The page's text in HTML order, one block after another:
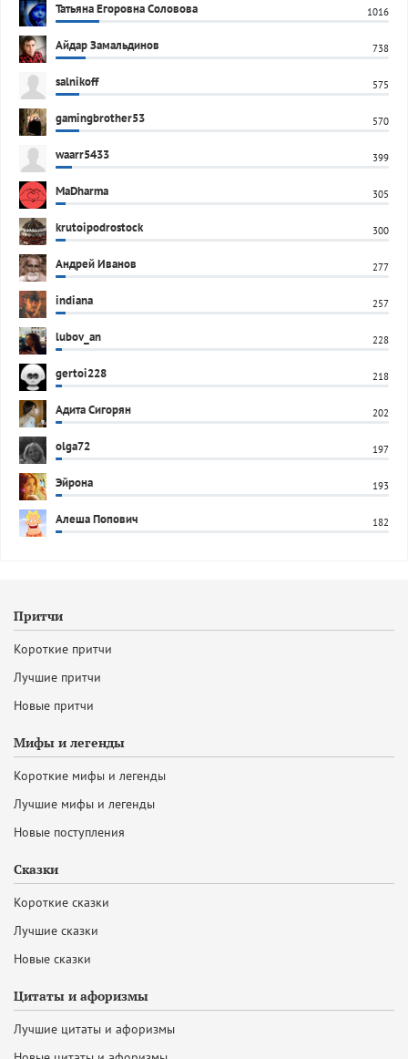
Татьяна Егоровна Соловова 1016
Айдар Замальдинов 738
salnikoff 575
gamingbrother53 570
waarr5433 399
MaDharma 305
krutoipodrostock 300
Андрей Иванов 277
indiana 257
lubov_an 228
gertoi228 218
Адита Сигорян 202
olga72 197
Эйрона 193
Алеша Попович 182
Притчи
Короткие притчи
Лучшие притчи
Новые притчи
Мифы и легенды
Короткие мифы и легенды
Лучшие мифы и легенды
Новые поступления
Сказки
Короткие сказки
Лучшие сказки
Новые сказки
Цитаты и афоризмы
Лучшие цитаты и афоризмы